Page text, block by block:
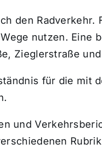
den Radverkehr.
nutzen. Eine
Zieglerstraße
für die mit
und